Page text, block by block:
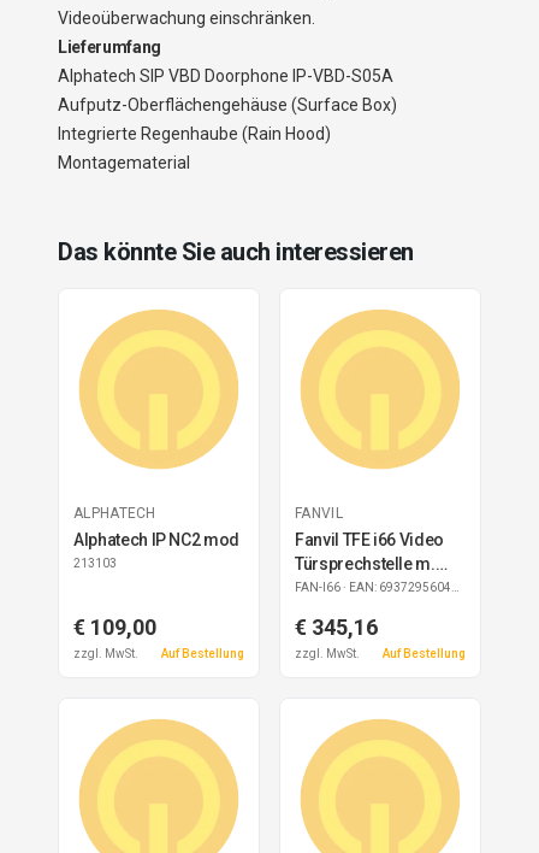
Videoüberwachung einschränken.
Lieferumfang
Alphatech SIP VBD Doorphone IP-VBD-S05A
Aufputz-Oberflächengehäuse (Surface Box)
Integrierte Regenhaube (Rain Hood)
Montagematerial
Das könnte Sie auch interessieren
ALPHATECH
Alphatech IP NC2 mod
213103
€ 109,00
zzgl. MwSt. Auf Bestellung
FANVIL
Fanvil TFE i66 Video
Türsprechstelle m.
Gesichtserkennung
FAN-I66 · EAN: 6937295604955
€ 345,16
zzgl. MwSt. Auf Bestellung